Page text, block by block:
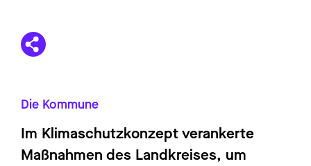
Die Kommune
Im Klimaschutzkonzept verankerte
Maßnahmen des Landkreises, um